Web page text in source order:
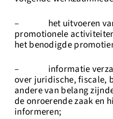
– het uitvoeren van
promotionele
het benodigde
– informatie
over juridische, fiscale,
andere van belang
de onroerende zaak en
informeren;